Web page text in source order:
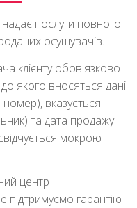
надає послуги повного
осушувачів.
клієнту обов'язково
якого вносяться дані
вказується
та дата продажу.
мокрою
центр
підтримуємо гарантію